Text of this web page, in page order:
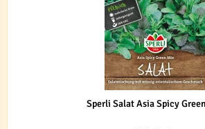
Sperli Salat Asia Spicy